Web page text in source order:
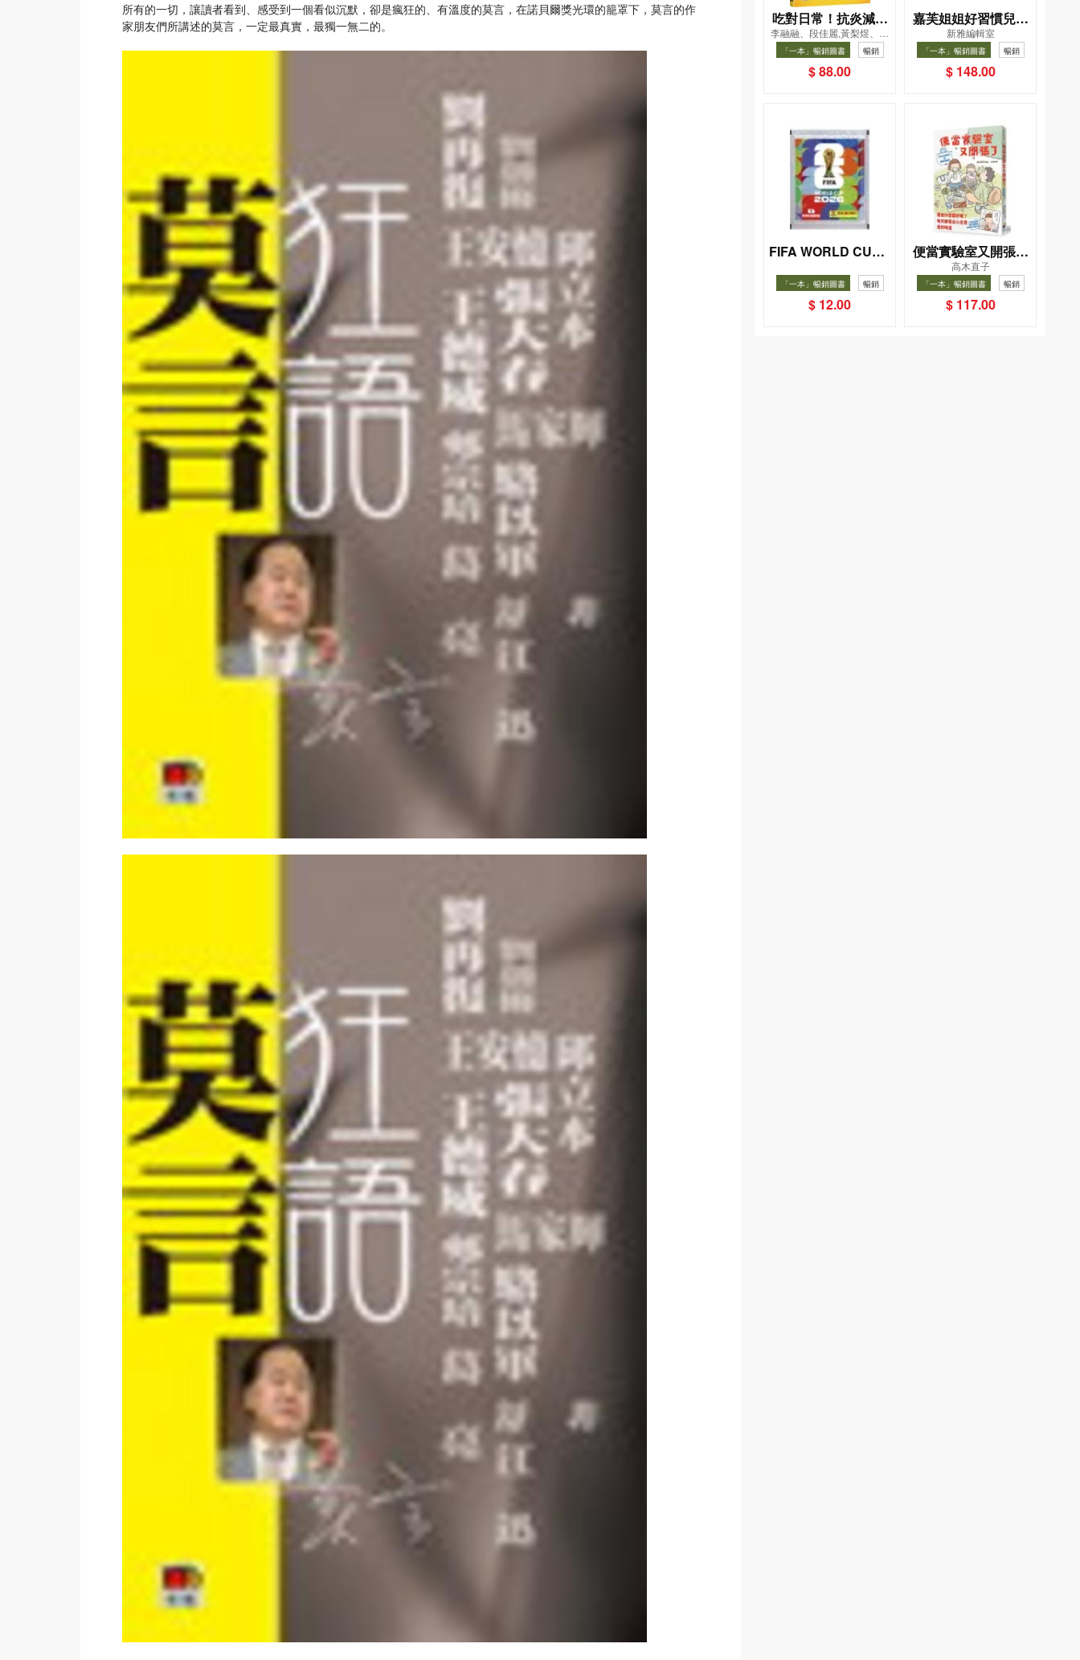
所有的一切，讓讀者看到、感受到一個看似沉默，卻是瘋狂的、有溫度的莫言，在諾貝爾獎光環的籠罩下，莫言的作
家朋友們所講述的莫言，一定最真實，最獨一無二的。
吃對日常！抗炎減糖
飲食法
李融融、段佳麗,黃梨煜、顧
凱辰
「一本」暢銷圖書 暢銷
$ 88.00
嘉芙姐姐好習慣兒歌
小手機
新雅編輯室
「一本」暢銷圖書 暢銷
$ 148.00
FIFA WORLD CUP 2
貼紙包）
「一本」暢銷圖書 暢銷
$ 12.00
便當實驗室又開張了
——日日和特別日的
菜單挑戰記
高木直子
「一本」暢銷圖書 暢銷
$ 117.00